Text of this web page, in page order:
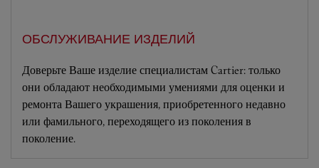
ОБСЛУЖИВАНИЕ ИЗДЕЛИЙ
Доверьте Ваше изделие специалистам Cartier: только
они обладают необходимыми умениями для оценки и
ремонта Вашего украшения, приобретенного недавно
или фамильного, переходящего из поколения в
поколение.